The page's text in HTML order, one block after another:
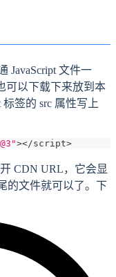
JavaScript 文件一
可以下载下来放到本
签的 src 属性写上
></script>
CDN URL，它会显
的文件就可以了。下